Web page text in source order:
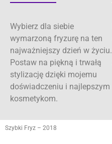
Wybierz dla siebie
wymarzoną fryzurę na ten
najważniejszy dzień w życiu.
Postaw na piękną i trwałą
stylizację dzięki mojemu
doświadczeniu i najlepszym
kosmetykom.
Szybki Fryz – 2018